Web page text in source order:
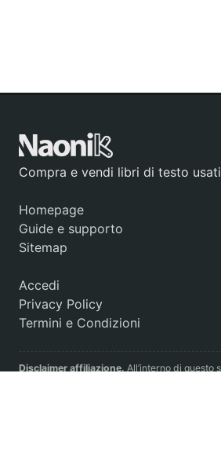
Compra e vendi libri di testo usati
Homepage
Guide e supporto
Sitemap
Accedi
Privacy Policy
Termini e Condizioni